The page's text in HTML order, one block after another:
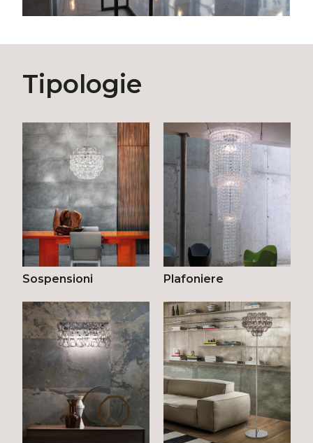
Tipologie
Sospensioni Plafoniere